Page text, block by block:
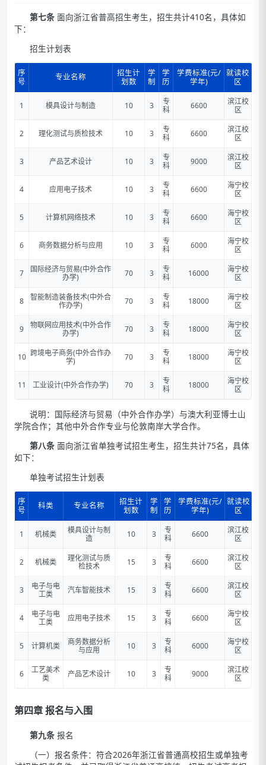
第七条面向浙江省普高招生考生，招生共计410名，具体如
下：
招生计划表
序
号
专业名称
招生计
划数
学
制
学
历
学费标准(元/
学年)
就读校
区
1 模具设计与制造 10 3
专
科
6600
滨江校
区
2 理化测试与质检技术 10 3
专
科
6600
滨江校
区
3 产品艺术设计 10 3
专
科
9000
滨江校
区
4 应用电子技术 10 3
专
科
6600
海宁校
区
5 计算机网络技术 10 3
专
科
6600
海宁校
区
6 商务数据分析与应用 10 3
专
科
6000
海宁校
区
7
国际经济与贸易(中外合作
办学)
70 3
专
科
16000
海宁校
区
8
智能制造装备技术(中外合
作办学)
70 3
专
科
18000
海宁校
区
9
物联网应用技术(中外合作
办学)
70 3
专
科
18000
海宁校
区
10 跨境电子商务(中外合作办
学)
70 3
专
科
18000
海宁校
区
11 工业设计(中外合作办学) 70 3
专
科
18000
海宁校
区
说明：国际经济与贸易（中外合作办学）与澳大利亚博士山
学院合作；其他中外合作专业与伦敦南岸大学合作。
第八条面向浙江省单独考试招生考生，招生共计75名，具体
如下：
单独考试招生计划表
序
号
科类 专业名称
招生计
划数
学
制
学
历
学费标准(元/
学年)
就读校
区
1 机械类
模具设计与制
造
10 3
专
科
6600
滨江校
区
2 机械类
理化测试与质
检技术
15 3
专
科
6600
滨江校
区
3
电子与电
工类
汽车智能技术 15 3
专
科
6600
滨江校
区
4
电子与电
工类
应用电子技术 15 3
专
科
6600
海宁校
区
5 计算机类
商务数据分析
与应用
10 3
专
科
6000
海宁校
区
6
工艺美术
类
产品艺术设计 10 3
专
科
9000
滨江校
区
第四章 报名与入围
第九条报名
（一）报名条件：符合2026年浙江省普通高校招生或单独考